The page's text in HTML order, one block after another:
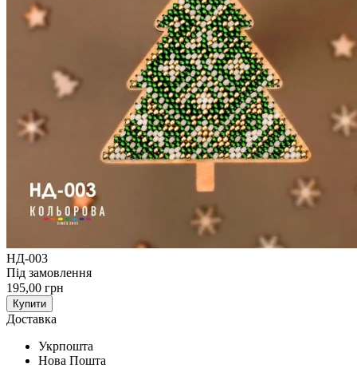
НД-003
Під замовлення
195,00 грн
Купити
Доставка
Укрпошта
Нова Пошта